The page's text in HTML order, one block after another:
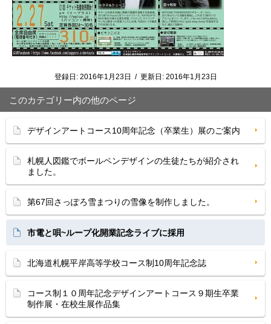
登録日: 2016年1月23日 / 更新日: 2016年1月23日
このカテゴリー内の他のページ
デザインアートコース10周年記念（卒業生）展のご案内
札幌人図鑑でボールペンデザインの生徒たちが紹介され
ました。
第67回さっぽろ雪まつりの雪像を制作しました。
市電と唄~ループ化開業記念ライブに採用
北海道札幌平岸高等学校コース制10周年記念誌
コース制１０周年記念デザインアートコース９期生卒業
制作展・在校生展作品集